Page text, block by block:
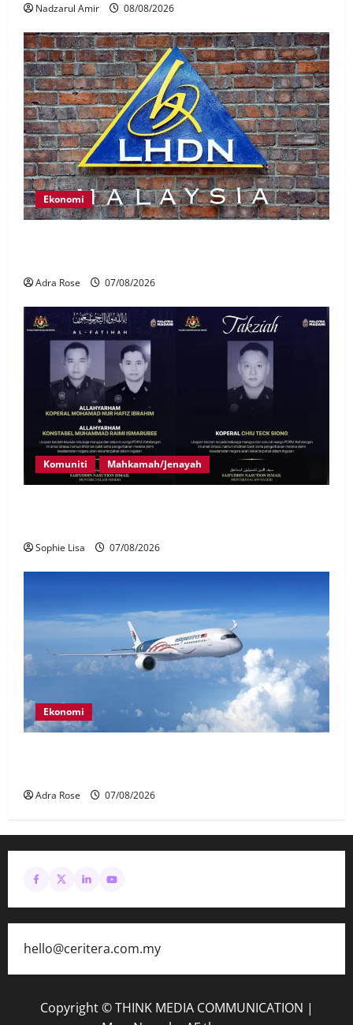
Nadzarul Amir 08/08/2026
Ekonomi
Adra Rose 07/08/2026
Komuniti Mahkamah/Jenayah
Sophie Lisa 07/08/2026
Ekonomi
Adra Rose 07/08/2026
hello@ceritera.com.my
Copyright © THINK MEDIA COMMUNICATION |